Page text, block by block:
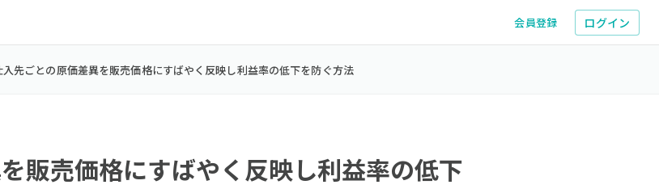
会員登録 ログイン
入先ごとの原価差異を販売価格にすばやく反映し利益率の低下を防ぐ方法
販売価格にすばやく反映し利益率の低下